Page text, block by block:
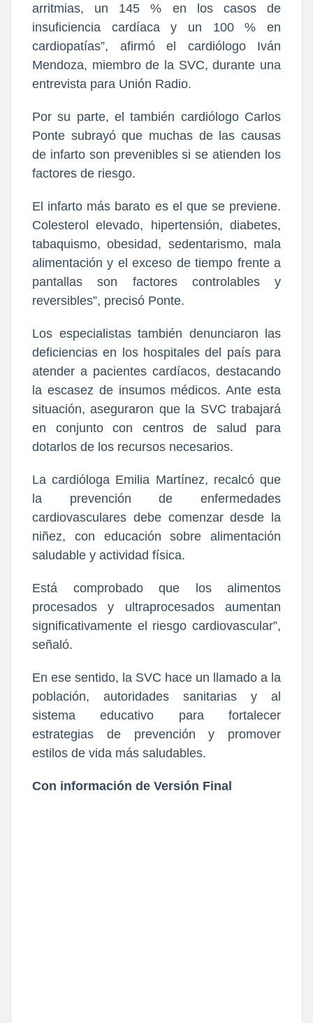
arritmias, un 145 % en los casos de
insuficiencia cardíaca y un 100 % en
cardiopatías”, afirmó el cardiólogo Iván
Mendoza, miembro de la SVC, durante una
entrevista para Unión Radio.
Por su parte, el también cardiólogo Carlos
Ponte subrayó que muchas de las causas
de infarto son prevenibles si se atienden los
factores de riesgo.
El infarto más barato es el que se previene.
Colesterol elevado, hipertensión, diabetes,
tabaquismo, obesidad, sedentarismo, mala
alimentación y el exceso de tiempo frente a
pantallas son factores controlables y
reversibles”, precisó Ponte.
Los especialistas también denunciaron las
deficiencias en los hospitales del país para
atender a pacientes cardíacos, destacando
la escasez de insumos médicos. Ante esta
situación, aseguraron que la SVC trabajará
en conjunto con centros de salud para
dotarlos de los recursos necesarios.
La cardióloga Emilia Martínez, recalcó que
la prevención de enfermedades
cardiovasculares debe comenzar desde la
niñez, con educación sobre alimentación
saludable y actividad física.
Está comprobado que los alimentos
procesados y ultraprocesados aumentan
significativamente el riesgo cardiovascular”,
señaló.
En ese sentido, la SVC hace un llamado a la
población, autoridades sanitarias y al
sistema educativo para fortalecer
estrategias de prevención y promover
estilos de vida más saludables.
Con información de Versión Final